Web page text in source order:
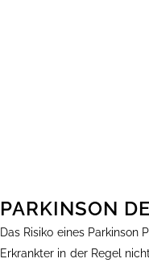
PARKINSON
Das Risiko eines
Erkrankter in der Regel